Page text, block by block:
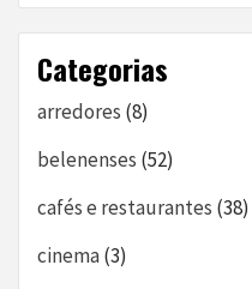
Categorias
arredores (8)
belenenses (52)
cafés e restaurantes (38)
cinema(3)